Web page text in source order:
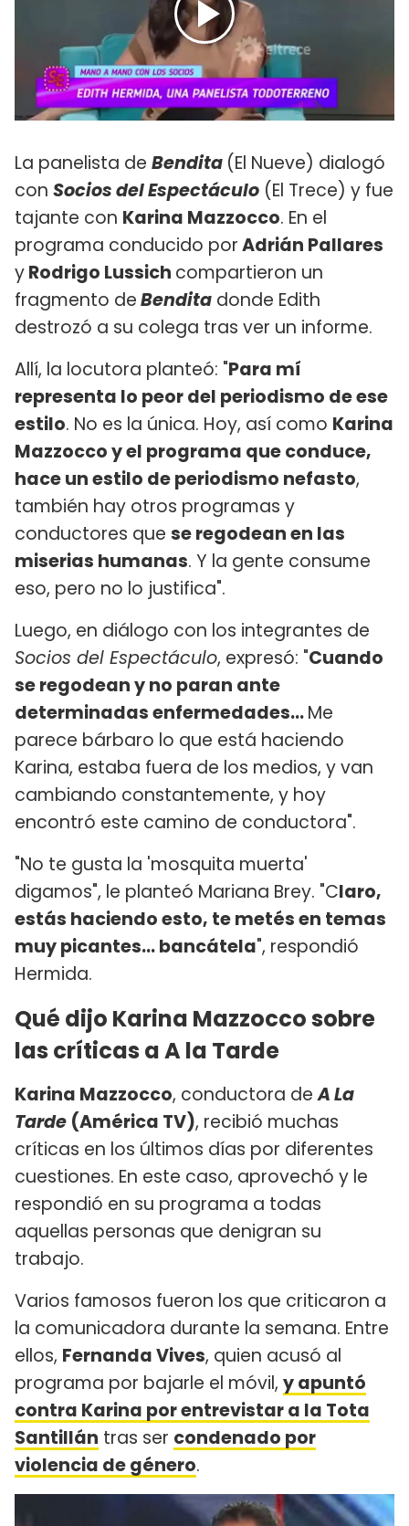
La panelista de Bendita (El Nueve) dialogó
con Socios del Espectáculo (El Trece) y fue
tajante con Karina Mazzocco. En el
programa conducido porAdrián Pallares
yRodrigo Lussich compartieron un
fragmento deBendita donde Edith
destrozó a su colega tras ver un informe.
Allí, la locutora planteó: "Para mí
representa lo peor del periodismo de ese
estilo. No es la única. Hoy, así como Karina
Mazzocco y el programa que conduce,
hace un estilo de periodismo nefasto,
también hay otros programas y
conductores que se regodean en las
miserias humanas. Y la gente consume
eso, pero no lo justifica".
Luego, en diálogo con los integrantes de
Socios del Espectáculo, expresó: "Cuando
se regodean y no paran ante
determinadas enfermedades...Me
parece bárbaro lo que está haciendo
Karina, estaba fuera de los medios, y van
cambiando constantemente, y hoy
encontró este camino de conductora".
"No te gusta la 'mosquita muerta'
digamos", le planteó Mariana Brey. "Claro,
estás haciendo esto, te metés en temas
muy picantes... bancátela", respondió
Hermida.
Qué dijo Karina Mazzocco sobre
las críticas a A la Tarde
Karina Mazzocco, conductora deA La
Tarde (América TV), recibió muchas
críticas en los últimos días por diferentes
cuestiones. En este caso, aprovechó y le
respondió en su programa a todas
aquellas personas que denigran su
trabajo.
Varios famosos fueron los que criticaron a
la comunicadora durante la semana. Entre
ellos, Fernanda Vives, quien acusó al
programa por bajarle el móvil, y apuntó
contra Karina por entrevistar a la Tota
Santillán tras ser condenado por
violencia de género.